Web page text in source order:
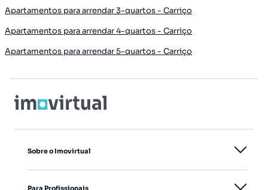
Apartamentos para arrendar 3-quartos - Carriço
Apartamentos para arrendar 4-quartos - Carriço
Apartamentos para arrendar 5-quartos - Carriço
Sobre o Imovirtual
Para Profissionais